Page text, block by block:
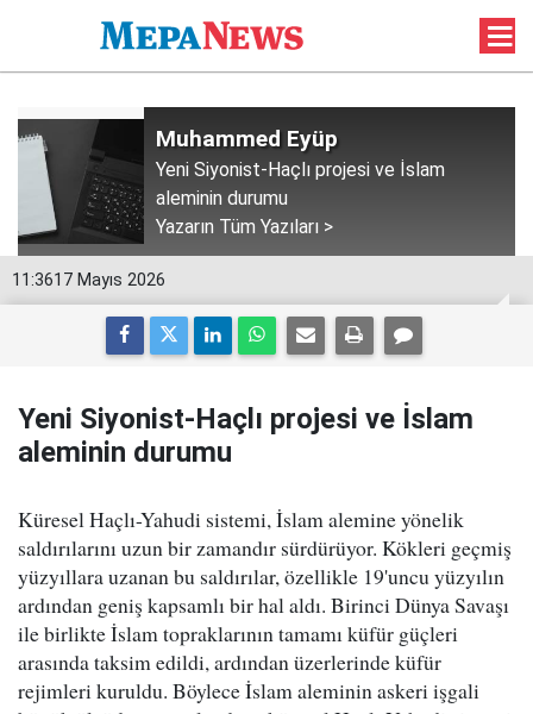
Muhammed Eyüp
Yeni Siyonist-Haçlı projesi ve İslam
aleminin durumu
Yazarın Tüm Yazıları >
11:3617 Mayıs 2026
Yeni Siyonist-Haçlı projesi ve İslam
aleminin durumu
Küresel Haçlı-Yahudi sistemi, İslam alemine yönelik
saldırılarını uzun bir zamandır sürdürüyor. Kökleri geçmiş
yüzyıllara uzanan bu saldırılar, özellikle 19'uncu yüzyılın
ardından geniş kapsamlı bir hal aldı. Birinci Dünya Savaşı
ile birlikte İslam topraklarının tamamı küfür güçleri
arasında taksim edildi, ardından üzerlerinde küfür
rejimleri kuruldu. Böylece İslam aleminin askeri işgali